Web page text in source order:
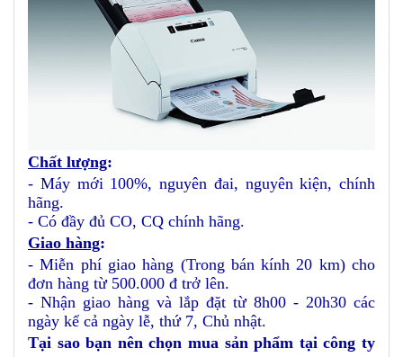
Chất lượng:
- Máy mới 100%, nguyên đai, nguyên kiện, chính
hãng.
- Có đầy đủ CO, CQ chính hãng.
Giao hàng:
- Miễn phí giao hàng (Trong bán kính 20 km) cho
đơn hàng từ 500.000 đ trở lên.
- Nhận giao hàng và lắp đặt từ 8h00 - 20h30 các
ngày kể cả ngày lễ, thứ 7, Chủ nhật.
Tại sao bạn nên chọn mua sản phẩm tại công ty